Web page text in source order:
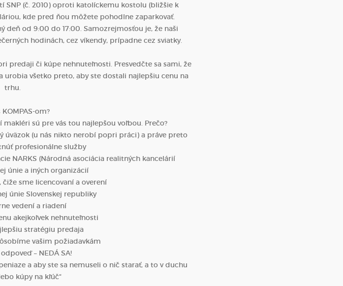
SNP (č. 2010) oproti katolíckemu kostolu (bližšie k
kde pred ňou môžete pohodlne zaparkovať.
deň od 9:00 do 17:00. Samozrejmosťou je, že naši
hodinách, cez víkendy, prípadne cez sviatky.
predaji či kúpe nehnuteľnosti. Presvedčte sa sami, že
urobia všetko preto, aby ste dostali najlepšiu cenu na
trhu.
KOMPAS-om?
makléri sú pre vás tou najlepšou voľbou. Prečo?
úväzok (u nás nikto nerobí popri práci) a práve preto
profesionálne služby
NARKS (Národná asociácia realitných kancelárií
únie a iných organizácií
čiže sme licencovaní a overení
únie Slovenskej republiky
vedení a riadení
akejkoľvek nehnuteľnosti
stratégiu predaja
vašim požiadavkám
– NEDÁ SA!
a aby ste sa nemuseli o nič starať, a to v duchu
kúpy na kľúč“